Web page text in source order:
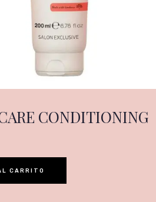
CONDITIONING
CARRITO